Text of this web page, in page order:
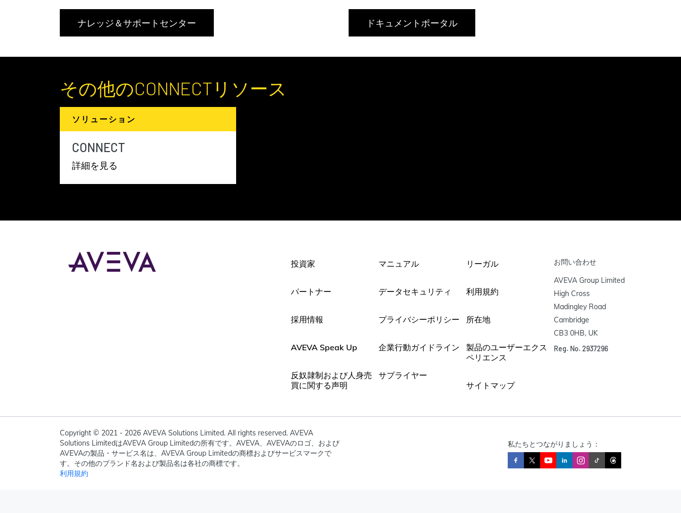
ナレッジ＆サポートセンター ドキュメントポータル
その他のCONNECTリソース
ソリューション
CONNECT
詳細を見る
投資家
パートナー
採用情報
AVEVA Speak Up
反奴隷制および人身売
買に関する声明
マニュアル
データセキュリティ
プライバシーポリシー
企業行動ガイドライン
サプライヤー
リーガル
利用規約
所在地
製品のユーザーエクス
ペリエンス
サイトマップ
お問い合わせ
AVEVA Group Limited
High Cross
Madingley Road
Cambridge
CB3 0HB, UK
Reg. No. 2937296
私たちとつながりましょう：
Copyright © 2021 - 2026 AVEVA Solutions Limited. All rights reserved. AVEVA
Solutions LimitedはAVEVA Group Limitedの所有です。AVEVA、AVEVAのロゴ、および
AVEVAの製品・サービス名は、AVEVA Group Limitedの商標およびサービスマークで
す。その他のブランド名および製品名は各社の商標です。
利用規約